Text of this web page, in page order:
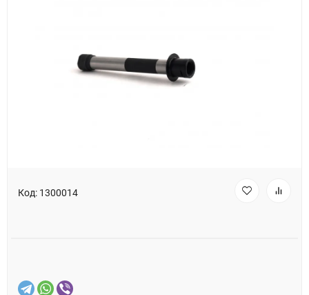
Код: 1300014